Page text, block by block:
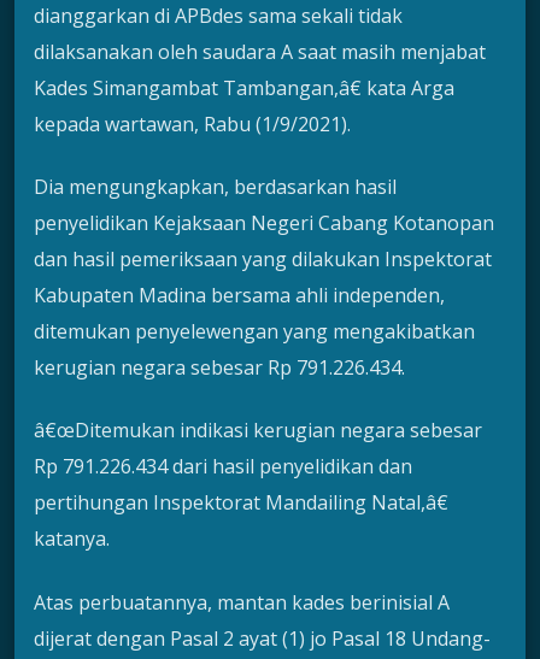
dianggarkan di APBdes sama sekali tidak
dilaksanakan oleh saudara A saat masih menjabat
Kades Simangambat Tambangan,â€ kata Arga
kepada wartawan, Rabu (1/9/2021).
Dia mengungkapkan, berdasarkan hasil
penyelidikan Kejaksaan Negeri Cabang Kotanopan
dan hasil pemeriksaan yang dilakukan Inspektorat
Kabupaten Madina bersama ahli independen,
ditemukan penyelewengan yang mengakibatkan
kerugian negara sebesar Rp 791.226.434.
â€œDitemukan indikasi kerugian negara sebesar
Rp 791.226.434 dari hasil penyelidikan dan
pertihungan Inspektorat Mandailing Natal,â€
katanya.
Atas perbuatannya, mantan kades berinisial A
dijerat dengan Pasal 2 ayat (1) jo Pasal 18 Undang-